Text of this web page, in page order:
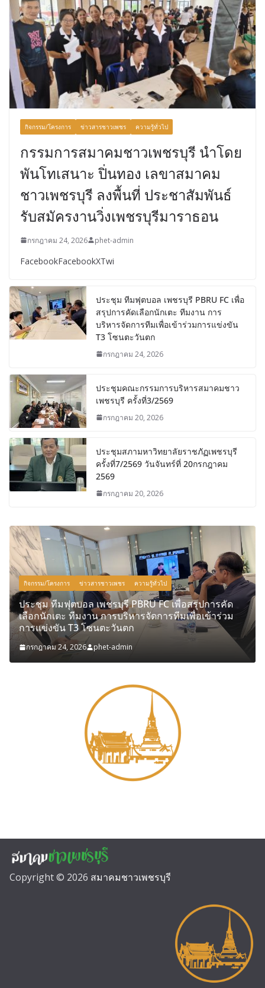
กิจกรรม/โครงการ ข่าวสารชาวเพชร ความรู้ทั่วไป
กรรมการสมาคมชาวเพชรบุรี นําโดย
พันโทเสนาะ ปิ่นทอง เลขาสมาคม
ชาวเพชรบุรี ลงพื้นที่ ประชาสัมพันธ์
รับสมัครงานวิ่งเพชรบุรีมาราธอน
กรกฎาคม 24, 2026 phet-admin
FacebookFacebookXTwi
ประชุม ทีมฟุตบอล เพชรบุรี PBRU FC เพื่อ
สรุปการคัดเลือกนักเตะ ทีมงาน การ
บริหารจัดการทีมเพื่อเข้าร่วมการแข่งขัน
T3 โซนตะวันตก
กรกฎาคม 24, 2026
ประชุมคณะกรรมการบริหารสมาคมชาว
เพชรบุรี ครั้งที่3/2569
กรกฎาคม 20, 2026
ประชุมสภามหาวิทยาลัยราชภัฏเพชรบุรี
ครั้งที่7/2569 วันจันทร์ที่ 20กรกฎาคม
2569
กรกฎาคม 20, 2026
กิจกรรม/โครงการ ข่าวสารชาวเพชร ความรู้ทั่วไป
ประชุม ทีมฟุตบอล เพชรบุรี PBRU FC เพื่อสรุปการคัด
เลือกนักเตะ ทีมงาน การบริหารจัดการทีมเพื่อเข้าร่วม
การแข่งขัน T3 โซนตะวันตก
กรกฎาคม 24, 2026 phet-admin
Copyright © 2026 สมาคมชาวเพชรบุรี